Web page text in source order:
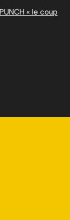
« le coup